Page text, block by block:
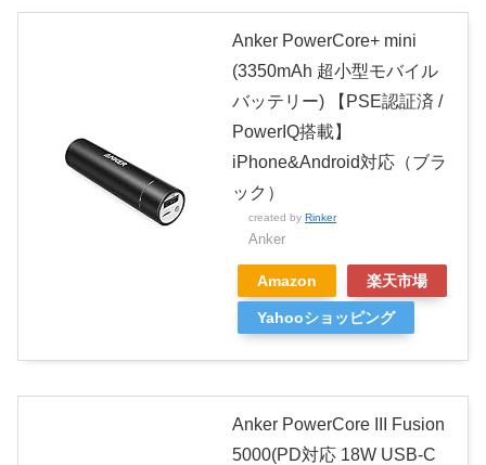
Anker PowerCore+ mini
(3350mAh 超小型モバイル
バッテリー) 【PSE認証済 /
PowerIQ搭載】
iPhone&Android対応（ブラ
ック）
created by Rinker
Anker
Amazon 楽天市場
Yahooショッピング
Anker PowerCore III Fusion
5000(PD対応 18W USB-C